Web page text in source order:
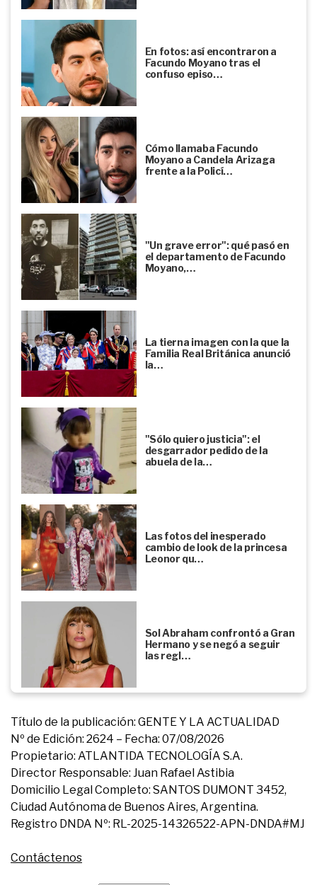
En fotos: así encontraron a
Facundo Moyano tras el
confuso episo…
Cómo llamaba Facundo
Moyano a Candela Arizaga
frente a la Policí…
"Un grave error": qué pasó en
el departamento de Facundo
Moyano,…
La tierna imagen con la que la
Familia Real Británica anunció
la…
"Sólo quiero justicia": el
desgarrador pedido de la
abuela de la…
Las fotos del inesperado
cambio de look de la princesa
Leonor qu…
Sol Abraham confrontó a Gran
Hermano y se negó a seguir
las regl…
Título de la publicación: GENTE Y LA ACTUALIDAD
Nº de Edición: 2624 – Fecha: 07/08/2026
Propietario: ATLANTIDA TECNOLOGÍA S.A.
Director Responsable: Juan Rafael Astibia
Domicilio Legal Completo: SANTOS DUMONT 3452,
Ciudad Autónoma de Buenos Aires, Argentina.
Registro DNDA Nº: RL-2025-14326522-APN-DNDA#MJ
Contáctenos